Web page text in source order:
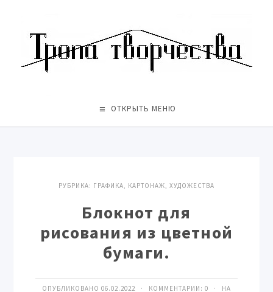
ОТКРЫТЬ МЕНЮ
РУБРИКА: ГРАФИКА, КАРТОНАЖ, ХУДОЖЕСТВА
Блокнот для
рисования из цветной
бумаги.
ОПУБЛИКОВАНО 06.02.2022 · КОММЕНТАРИИ: 0 · НА